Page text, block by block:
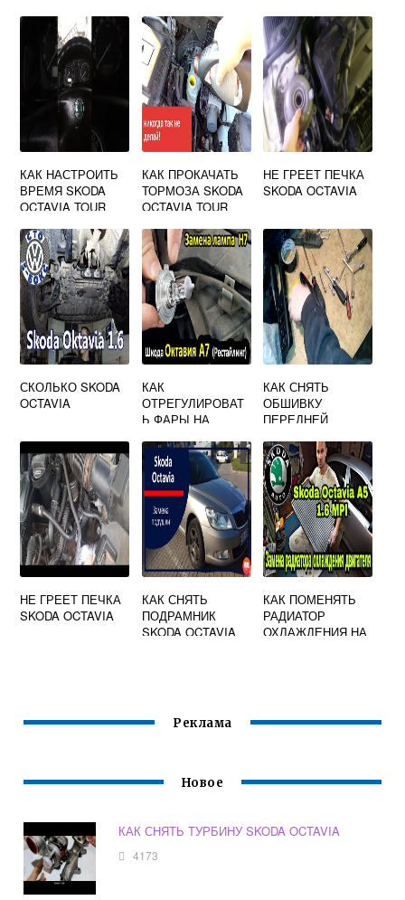
КАК НАСТРОИТЬ
ВРЕМЯ SKODA
OCTAVIA TOUR
КАК ПРОКАЧАТЬ
ТОРМОЗА SKODA
OCTAVIA TOUR
НЕ ГРЕЕТ ПЕЧКА
SKODA OCTAVIA
СКОЛЬКО SKODA
OCTAVIA
КАК
ОТРЕГУЛИРОВАТ
Ь ФАРЫ НА
A7
КАК СНЯТЬ
ОБШИВКУ
ПЕРЕДНЕЙ
OCTAVIA A4
НЕ ГРЕЕТ ПЕЧКА
SKODA OCTAVIA
КАК СНЯТЬ
ПОДРАМНИК
SKODA OCTAVIA
КАК ПОМЕНЯТЬ
РАДИАТОР
ОХЛАЖДЕНИЯ НА
Реклама
Новое
КАК СНЯТЬ ТУРБИНУ SKODA OCTAVIA
4173